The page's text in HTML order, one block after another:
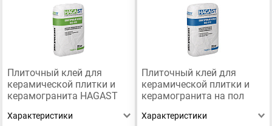
Плиточный клей для
керамической плитки и
керамогранита HAGAST
Характеристики
Плиточный клей для
керамической плитки и
керамогранита на пол
Зимний продукт
Характеристики